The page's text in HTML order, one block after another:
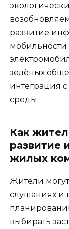
развитие
мобильности
зелёных
интеграция
среды.
Как
развитие
жилых
Жители
слушаниях и
выбирать